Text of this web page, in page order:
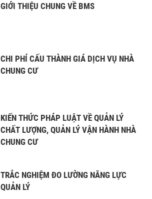
GIỚI THIỆU CHUNG VỀ BMS
CHI PHÍ CẤU THÀNH GIÁ DỊCH VỤ NHÀ
CHUNG CƯ
KIẾN THỨC PHÁP LUẬT VỀ QUẢN LÝ
CHẤT LƯỢNG, QUẢN LÝ VẬN HÀNH NHÀ
CHUNG CƯ
TRẮC NGHIỆM ĐO LƯỜNG NĂNG LỰC
QUẢN LÝ